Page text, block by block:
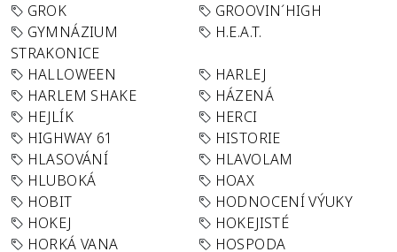
GROK
GROOVIN´HIGH
GYMNÁZIUM
STRAKONICE
H.E.A.T.
HALLOWEEN
HARLEJ
HARLEM SHAKE
HÁZENÁ
HEJLÍK
HERCI
HIGHWAY 61
HISTORIE
HLASOVÁNÍ
HLAVOLAM
HLUBOKÁ
HOAX
HOBIT
HODNOCENÍ VÝUKY
HOKEJ
HOKEJISTÉ
HORKÁ VANA
HOSPODA